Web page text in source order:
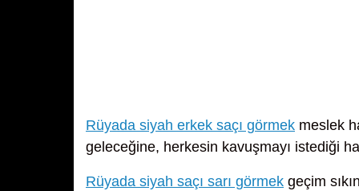
Rüyada siyah erkek saçı görmek meslek
geleceğine, herkesin kavuşmayı istediği
Rüyada siyah saçı sarı görmek geçim